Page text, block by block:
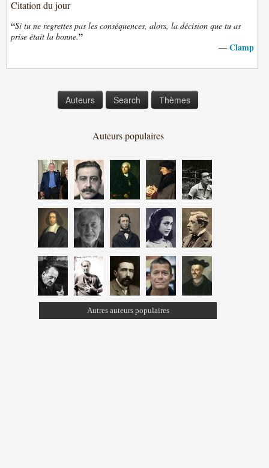
Citation du jour
“Si tu ne regrettes pas les conséquences, alors, la décision que tu as
prise était la bonne.”
— Clamp
Auteurs Search Thèmes
Auteurs populaires
Autres auteurs populaires